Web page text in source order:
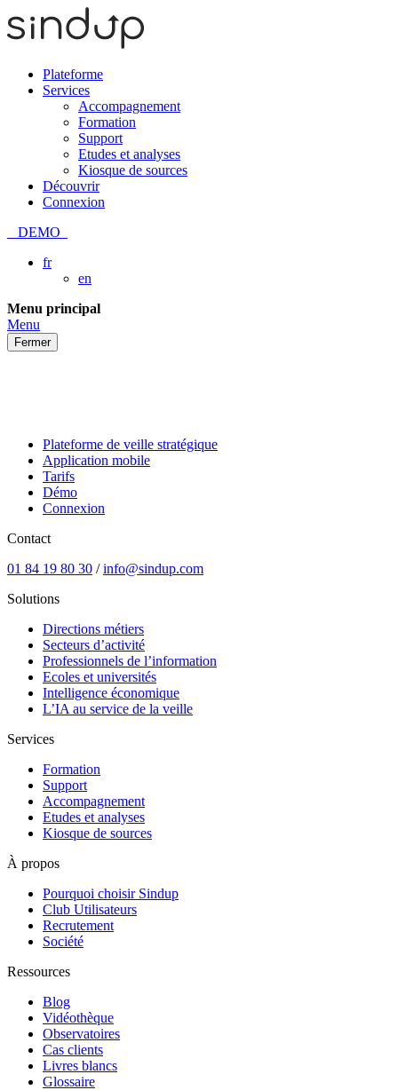
Plateforme
Services
Accompagnement
Formation
Support
Etudes et analyses
Kiosque de sources
Découvrir
Connexion
DEMO
fr
en
Passer
au
contenu
Menu principal
Menu
Fermer
Plateforme de veille stratégique
Application mobile
Tarifs
Démo
Connexion
Contact
01 84 19 80 30 /info@sindup.com
Solutions
Directions métiers
Secteurs d’activité
Professionnels de l’information
Ecoles et universités
Intelligence économique
L’IA au service de la veille
Services
Formation
Support
Accompagnement
Etudes et analyses
Kiosque de sources
À propos
Pourquoi choisir Sindup
Club Utilisateurs
Recrutement
Société
Ressources
Blog
Vidéothèque
Observatoires
Cas clients
Livres blancs
Glossaire